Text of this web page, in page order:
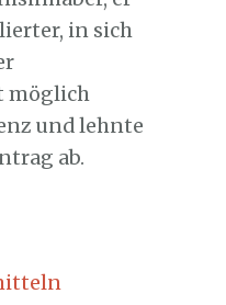
in sich
möglich
und lehnte
ab.